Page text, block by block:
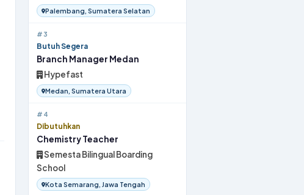
Palembang, Sumatera Selatan
#3
Butuh Segera
Branch Manager Medan
Hypefast
Medan, Sumatera Utara
#4
Dibutuhkan
Chemistry Teacher
Semesta Bilingual Boarding
School
Kota Semarang, Jawa Tengah